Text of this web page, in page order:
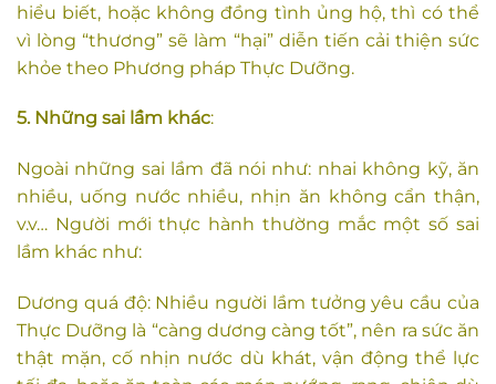
hiểu biết, hoặc không đồng tình ủng hộ, thì có thể
vì lòng “thương” sẽ làm “hại” diễn tiến cải thiện sức
khỏe theo Phương pháp Thực Dưỡng.
5. Những sai lầm khác:
Ngoài những sai lầm đã nói như: nhai không kỹ, ăn
nhiều, uống nước nhiều, nhịn ăn không cẩn thận,
v.v… Người mới thực hành thường mắc một số sai
lầm khác như:
Dương quá độ: Nhiều người lầm tưởng yêu cầu của
Thực Dưỡng là “càng dương càng tốt”, nên ra sức ăn
thật mặn, cố nhịn nước dù khát, vận động thể lực